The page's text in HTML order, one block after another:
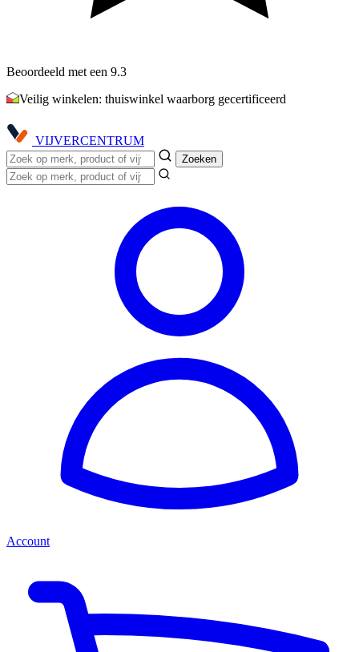
Beoordeeld met een 9.3
Veilig winkelen: thuiswinkel waarborg gecertificeerd
VIJVERCENTRUM
Zoeken
Account